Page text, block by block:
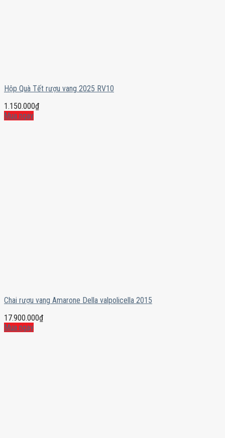
Hộp Quà Tết rượu vang 2025 RV10
1.150.000₫
Mua ngay
Chai rượu vang Amarone Della valpolicella 2015
17.900.000₫
Mua ngay